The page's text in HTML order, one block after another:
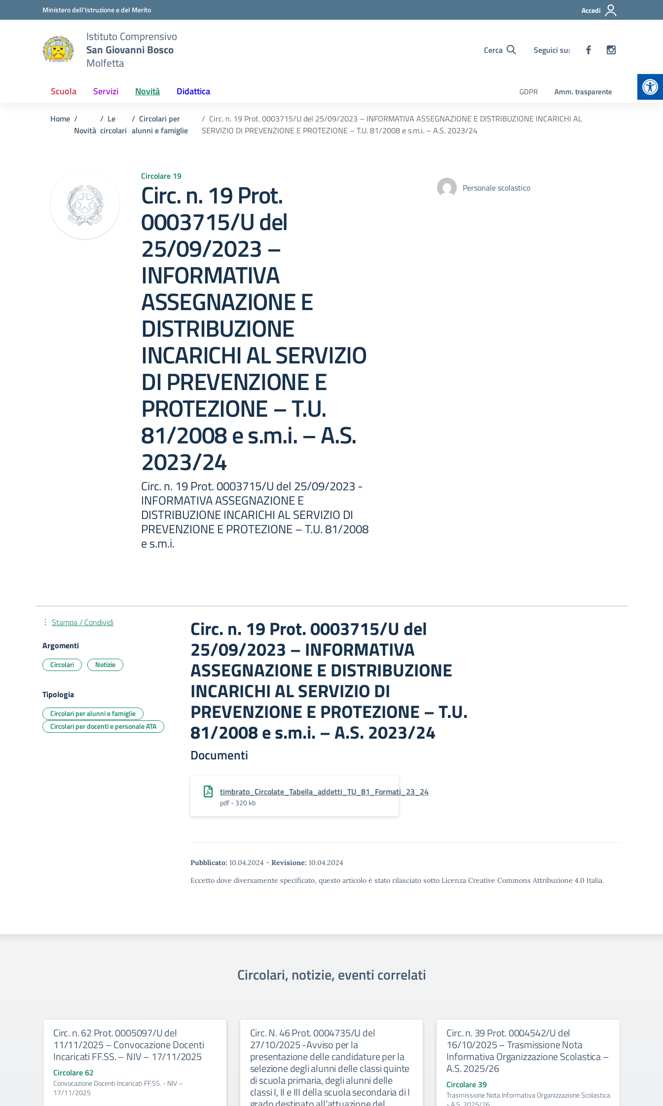
Vai ai contenuti
Vai al menu di navigazioneMinistero dell'Istruzione e del Merito Accedi
Istituto Comprensivo
San Giovanni Bosco
Molfetta
Cerca Seguici su:
Scuola Servizi Novità Didattica GDPR Amm. trasparente
Home
Novità
Le
circolari
Circolari per
alunni e famiglie
Circ. n. 19 Prot. 0003715/U del 25/09/2023 – INFORMATIVA ASSEGNAZIONE E DISTRIBUZIONE INCARICHI AL
SERVIZIO DI PREVENZIONE E PROTEZIONE – T.U. 81/2008 e s.m.i. – A.S. 2023/24
Circolare 19
Circ. n. 19 Prot.
0003715/U del
25/09/2023 –
INFORMATIVA
ASSEGNAZIONE E
DISTRIBUZIONE
INCARICHI AL SERVIZIO
DI PREVENZIONE E
PROTEZIONE – T.U.
81/2008 e s.m.i. – A.S.
2023/24
Circ. n. 19 Prot. 0003715/U del 25/09/2023 -
INFORMATIVA ASSEGNAZIONE E
DISTRIBUZIONE INCARICHI AL SERVIZIO DI
PREVENZIONE E PROTEZIONE – T.U. 81/2008
e s.m.i.
Personale scolastico
Circ. n. 19 Prot. 0003715/U del
25/09/2023 – INFORMATIVA
ASSEGNAZIONE E DISTRIBUZIONE
INCARICHI AL SERVIZIO DI
PREVENZIONE E PROTEZIONE – T.U.
81/2008 e s.m.i. – A.S. 2023/24
Documenti
timbrato_Circolate_Tabella_addetti_TU_81_Formati_23_24
pdf - 320 kb
Pubblicato: 10.04.2024 - Revisione: 10.04.2024
Eccetto dove diversamente specificato, questo articolo è stato rilasciato sotto Licenza Creative Commons Attribuzione 4.0 Italia.
Stampa / Condividi
Argomenti
Circolari Notizie
Tipologia
Circolari per alunni e famiglie
Circolari per docenti e personale ATA
Circolari, notizie, eventi correlati
Circ. n. 62 Prot. 0005097/U del
11/11/2025 – Convocazione Docenti
Incaricati FF.SS. – NIV – 17/11/2025
Circolare 62
Convocazione Docenti Incaricati FF.SS. - NIV –
17/11/2025
Circ. N. 46 Prot. 0004735/U del
27/10/2025 -Avviso per la
presentazione delle candidature per la
selezione degli alunni delle classi quinte
di scuola primaria, degli alunni delle
classi I, II e III della scuola secondaria di I
Circ. n. 39 Prot. 0004542/U del
16/10/2025 – Trasmissione Nota
Informativa Organizzazione Scolastica –
A.S. 2025/26
Circolare 39
Trasmissione Nota Informativa Organizzazione Scolastica